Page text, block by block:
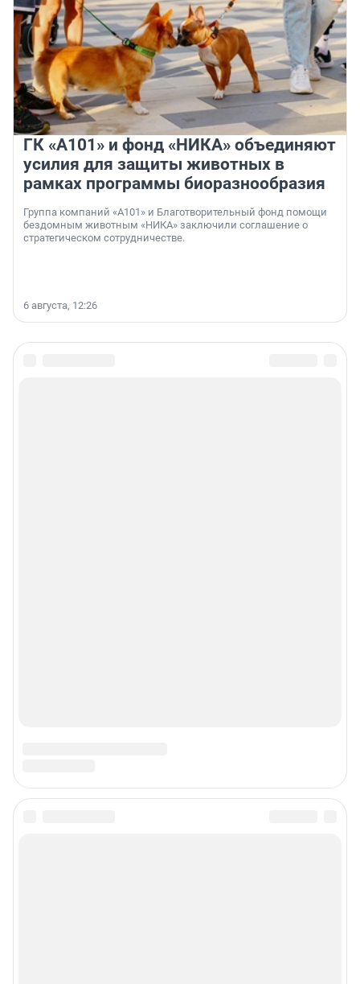
ГК «А101» и фонд «НИКА» объединяют
усилия для защиты животных в
рамках программы биоразнообразия
Группа компаний «А101» и Благотворительный фонд помощи
бездомным животным «НИКА» заключили соглашение о
стратегическом сотрудничестве.
6 августа, 12:26